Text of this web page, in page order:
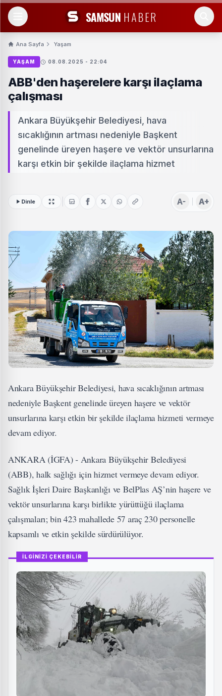
SAMSUN HABER
Ana Sayfa Yaşam
YAŞAM 08.08.2025 - 22:04
ABB'den haşerelere karşı ilaçlama
çalışması
Ankara Büyükşehir Belediyesi, hava
sıcaklığının artması nedeniyle Başkent
genelinde üreyen haşere ve vektör unsurlarına
karşı etkin bir şekilde ilaçlama hizmet
Dinle A- A+
Ankara Büyükşehir Belediyesi, hava sıcaklığının artması
nedeniyle Başkent genelinde üreyen haşere ve vektör
unsurlarına karşı etkin bir şekilde ilaçlama hizmeti vermeye
devam ediyor.
ANKARA (İGFA) - Ankara Büyükşehir Belediyesi
(ABB), halk sağlığı için hizmet vermeye devam ediyor.
Sağlık İşleri Daire Başkanlığı ve BelPlas AŞ’nin haşere ve
vektör unsurlarına karşı birlikte yürüttüğü ilaçlama
çalışmaları; bin 423 mahallede 57 araç 230 personelle
kapsamlı ve etkin şekilde sürdürülüyor.
İLGİNİZİ ÇEKEBİLİR